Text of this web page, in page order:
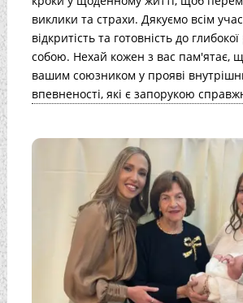
виклики та страхи. Дякуємо всім
відкритість та готовність до
собою. Нехай кожен з вас пам'ятає,
вашим союзником у прояві
впевненості, які є запорукою